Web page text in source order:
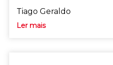
Tiago Geraldo
Ler mais